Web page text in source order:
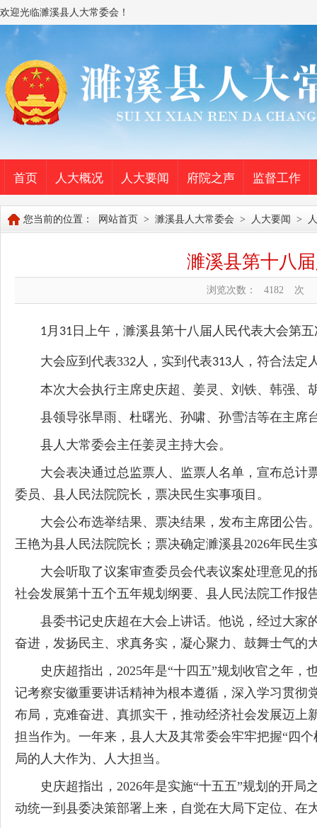
欢迎光临濉溪县人大常委会！
首页 人大概况 人大要闻 府院之声 监督工作
您当前的位置： 网站首页 > 濉溪县人大常委会 > 人大要闻 >
濉溪县第十八
浏览次数： 4182 次
1月 31 日上午，濉溪县第十八届人民代表大会第
大会应到代表332人，实到代表313人，符合法定
本次大会执行主席史庆超、姜灵、刘铁、韩强、
县领导张旱雨、杜曙光、孙啸、孙雪洁等在主席
县人大常委会主任姜灵主持大会。
大会表决通过总监票人、监票人名单，宣布总计
委员、县人民法院院长， 票决民生实事项目 。
大会公布选举结果、票决结果，发布主席团公告
王艳为县人民法院院长；票决确定濉溪县2026年民生
大会听取了议案审查委员会代表议案处理意见的
社会发展第十五个五年规划纲要、 县人民法院工作报
县委书记史庆超在大会上讲话。他说，经过大家
奋进，发扬民主、求真务实，凝心聚力、鼓舞士气的
史庆超指出， 2025年是“十四五”规划收官之年，
记考察安徽重要讲话精神为根本遵循，深入学习贯彻
布局，克难奋进、真抓实干，推动经济社会发展迈上
担当作为。一年来，县人大及其常委会牢牢把握“四
局的人大作为、人大担当。
史庆超指出， 2026年是实施“十五五”规划的开局
动统一到县委决策部署上来，自觉在大局下定位、在